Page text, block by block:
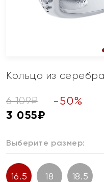
Кольцо из
6 109₽ -50%
3 055₽
Выберите размер:
16.5 18 18.5